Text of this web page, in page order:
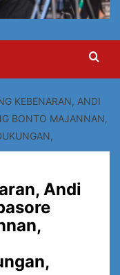
KEBENARAN, ANDI
BONTO MAJANNAN,
Andi